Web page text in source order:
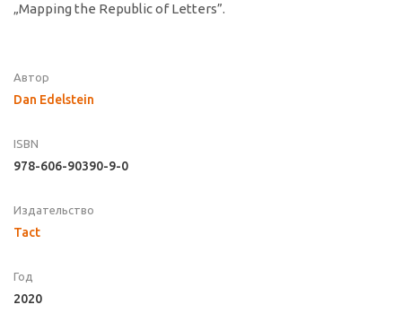
„Mapping the Republic of Letters”.
Автор
Dan Edelstein
ISBN
978-606-90390-9-0
Издательство
Tact
Год
2020